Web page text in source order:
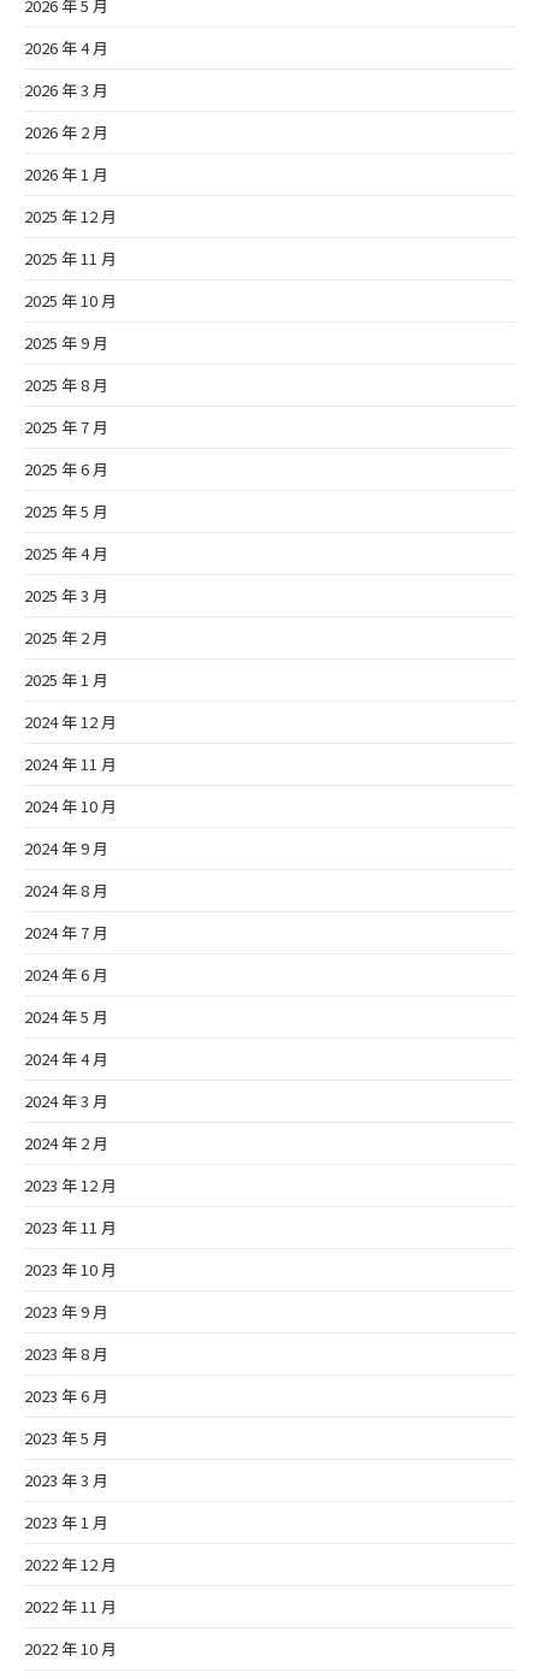
2026 年 5 月
2026 年 4 月
2026 年 3 月
2026 年 2 月
2026 年 1 月
2025 年 12 月
2025 年 11 月
2025 年 10 月
2025 年 9 月
2025 年 8 月
2025 年 7 月
2025 年 6 月
2025 年 5 月
2025 年 4 月
2025 年 3 月
2025 年 2 月
2025 年 1 月
2024 年 12 月
2024 年 11 月
2024 年 10 月
2024 年 9 月
2024 年 8 月
2024 年 7 月
2024 年 6 月
2024 年 5 月
2024 年 4 月
2024 年 3 月
2024 年 2 月
2023 年 12 月
2023 年 11 月
2023 年 10 月
2023 年 9 月
2023 年 8 月
2023 年 6 月
2023 年 5 月
2023 年 3 月
2023 年 1 月
2022 年 12 月
2022 年 11 月
2022 年 10 月